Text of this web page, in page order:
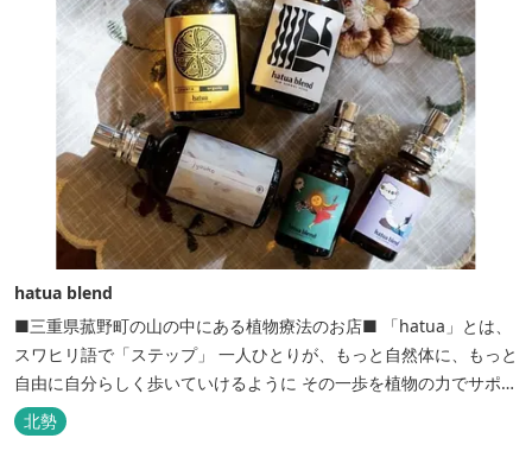
hatua blend
■三重県菰野町の山の中にある植物療法のお店■ 「hatua」とは、
スワヒリ語で「ステップ」 一人ひとりが、もっと自然体に、もっと
自由に自分らしく歩いていけるように その一歩を植物の力でサポー
トしたいという思いから生まれたお店。 黄土スチームよもぎ蒸しや
アロマの調合、季節の養生講座、アロマ講座、腸活講座、ワークシ
北勢